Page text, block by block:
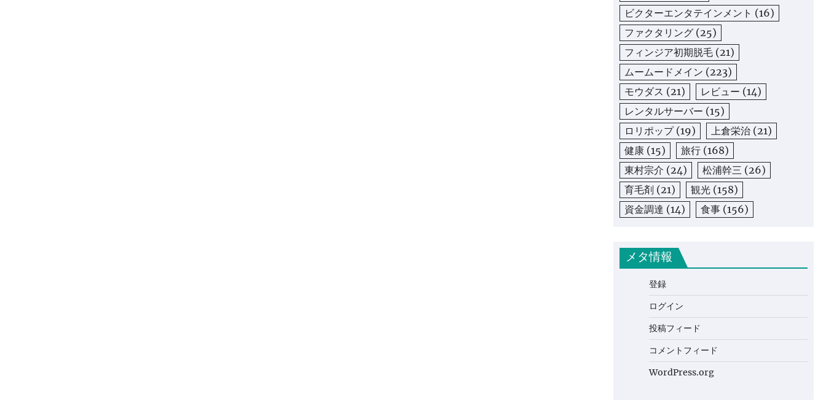
ビクターエンタテインメント (16)
ファクタリング (25)
フィンジア初期脱毛 (21)
ムームードメイン (223)
モウダス (21) レビュー (14)
レンタルサーバー (15)
ロリポップ(19) 上倉栄治 (21)
健康 (15) 旅行 (168)
東村宗介 (24) 松浦幹三 (26)
育毛剤 (21) 観光 (158)
資金調達 (14) 食事 (156)
メタ情報
登録
ログイン
投稿フィード
コメントフィード
WordPress.org